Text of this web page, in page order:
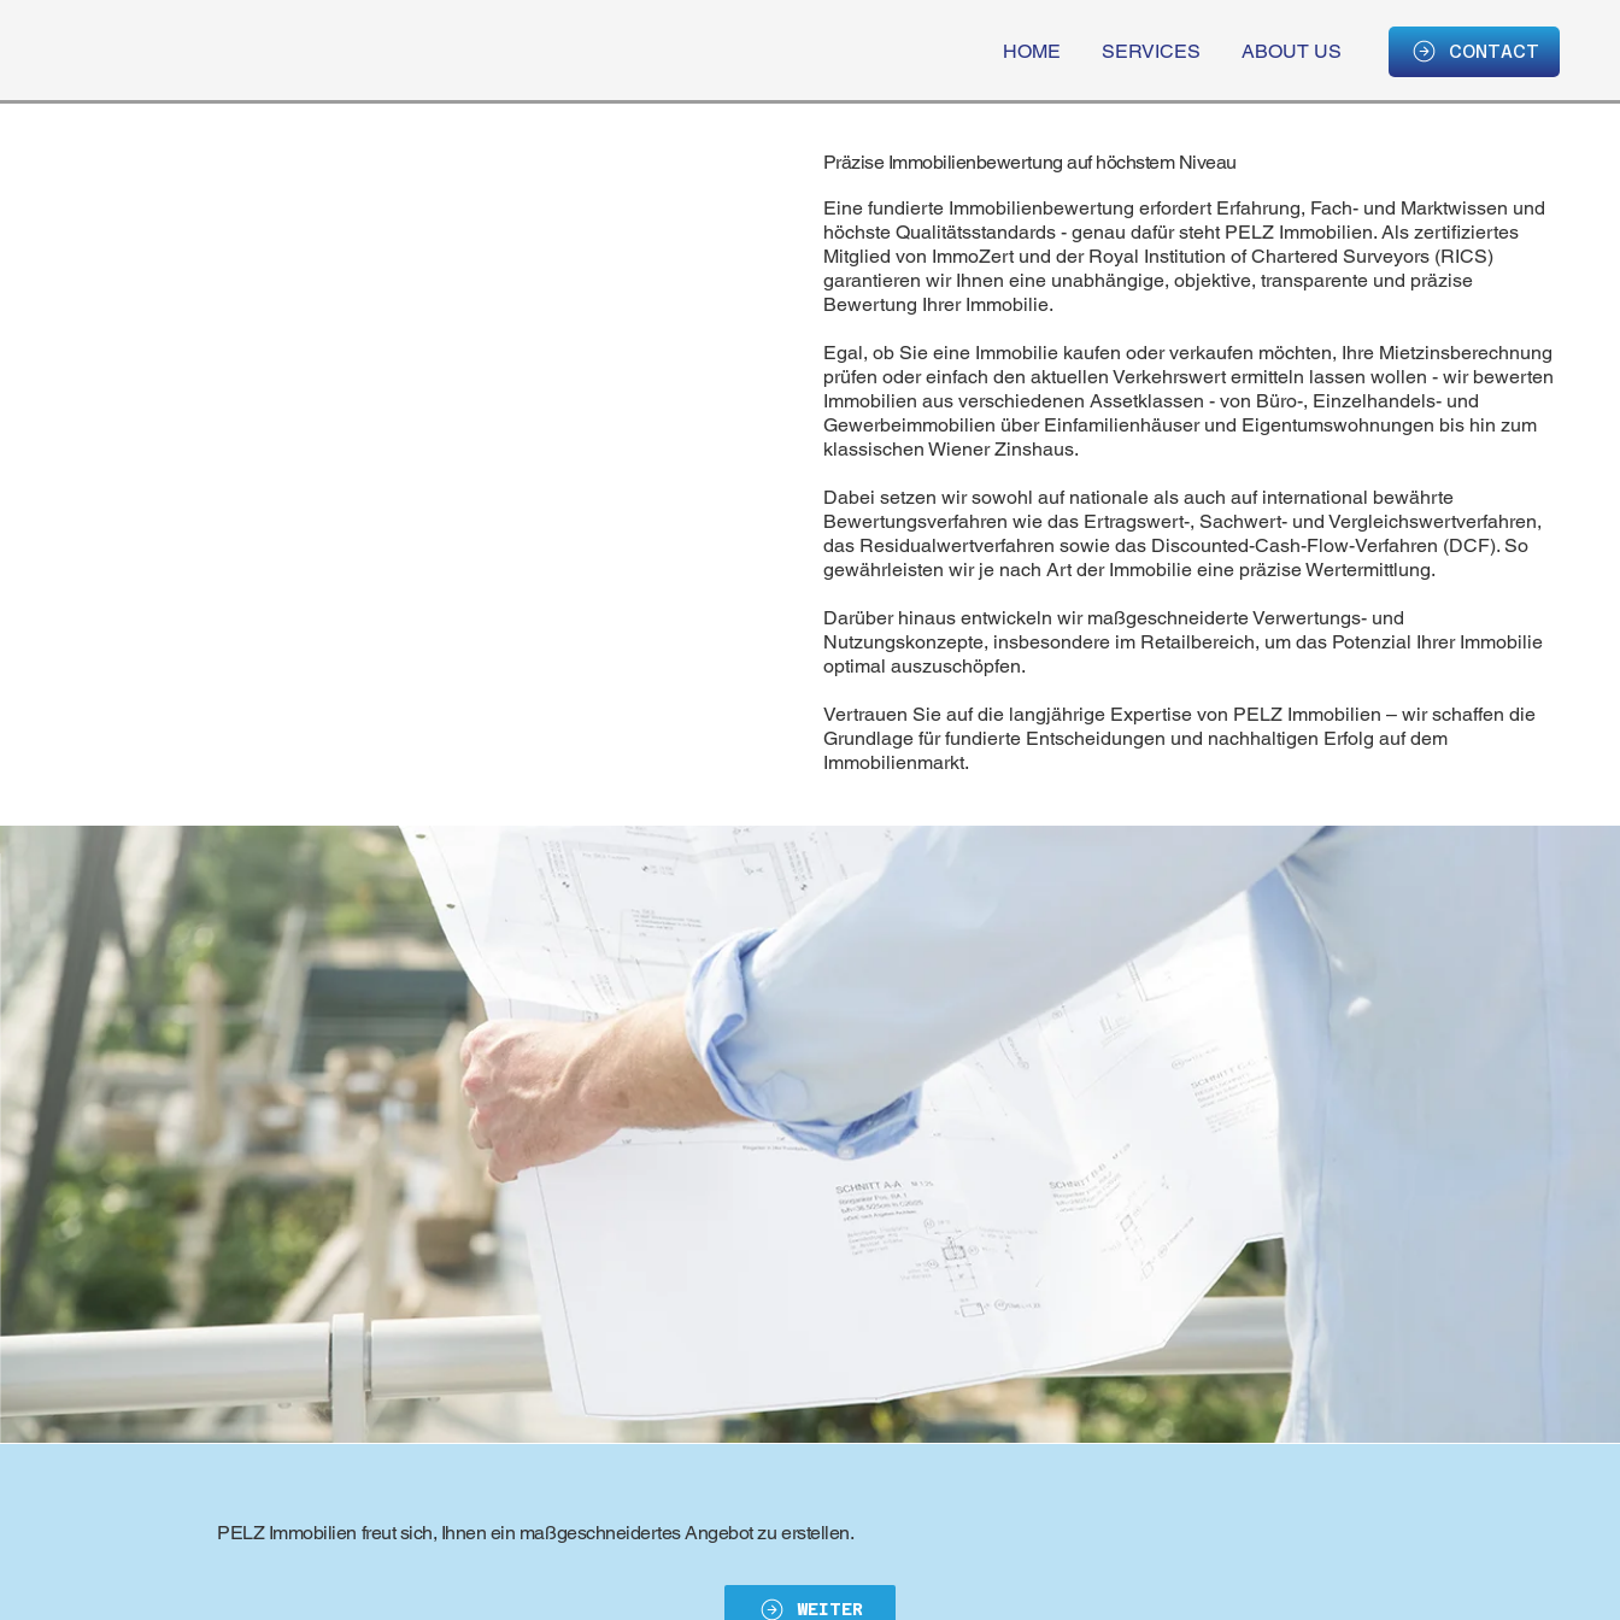
HOME SERVICES ABOUT US CONTACT
Präzise Immobilienbewertung auf höchstem Niveau
Eine fundierte Immobilienbewertung erfordert Erfahrung, Fach- und Marktwissen und
höchste Qualitätsstandards - genau dafür steht PELZ Immobilien. Als zertifiziertes
Mitglied von ImmoZert und der Royal Institution of Chartered Surveyors (RICS)
garantieren wir Ihnen eine unabhängige, objektive, transparente und präzise
Bewertung Ihrer Immobilie.
Egal, ob Sie eine Immobilie kaufen oder verkaufen möchten, Ihre Mietzinsberechnung
prüfen oder einfach den aktuellen Verkehrswert ermitteln lassen wollen - wir bewerten
Immobilien aus verschiedenen Assetklassen - von Büro-, Einzelhandels- und
Gewerbeimmobilien über Einfamilienhäuser und Eigentumswohnungen bis hin zum
klassischen Wiener Zinshaus.
Dabei setzen wir sowohl auf nationale als auch auf international bewährte
Bewertungsverfahren wie das Ertragswert-, Sachwert- und Vergleichswertverfahren,
das Residualwertverfahren sowie das Discounted-Cash-Flow-Verfahren (DCF). So
gewährleisten wir je nach Art der Immobilie eine präzise Wertermittlung.
Darüber hinaus entwickeln wir maßgeschneiderte Verwertungs- und
Nutzungskonzepte, insbesondere im Retailbereich, um das Potenzial Ihrer Immobilie
optimal auszuschöpfen.
Vertrauen Sie auf die langjährige Expertise von PELZ Immobilien – wir schaffen die
Grundlage für fundierte Entscheidungen und nachhaltigen Erfolg auf dem
Immobilienmarkt.
PELZ Immobilien freut sich, Ihnen ein maßgeschneidertes Angebot zu erstellen.
WEITER